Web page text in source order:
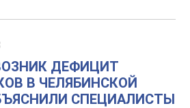
ДЕФИЦИТ
В ЧЕЛЯБИНСКОЙ
СПЕЦИАЛИСТЫ